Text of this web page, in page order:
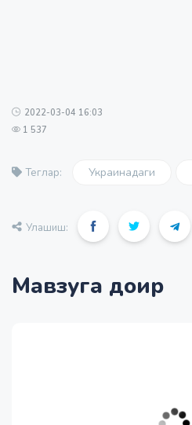
2022-03-04 16:03
1 537
Теглар: Украинадаги
Улашиш:
Мавзуга доир